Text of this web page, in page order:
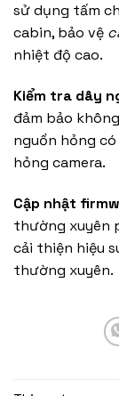
sử dụng tấm
cabin, bảo vệ
nhiệt độ cao.
Kiểm tra dây
đảm bảo
nguồn hỏng
hỏng camera.
Cập nhật
thường xuyên
cải thiện hiệu
thường xuyên.